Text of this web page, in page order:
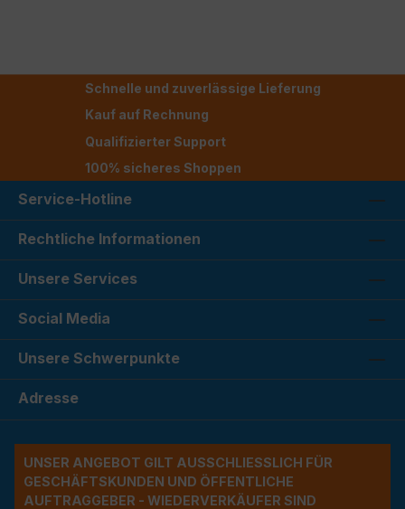
Schnelle und zuverlässige Lieferung
Kauf auf Rechnung
Qualifizierter Support
100% sicheres Shoppen
Service-Hotline
Rechtliche Informationen
Unsere Services
Social Media
Unsere Schwerpunkte
Adresse
UNSER ANGEBOT GILT AUSSCHLIESSLICH FÜR G
ESCHÄFTSKUNDEN UND ÖFFENTLICHE A
UFTRAGGEBER - WIEDERVERKÄUFER SIND A